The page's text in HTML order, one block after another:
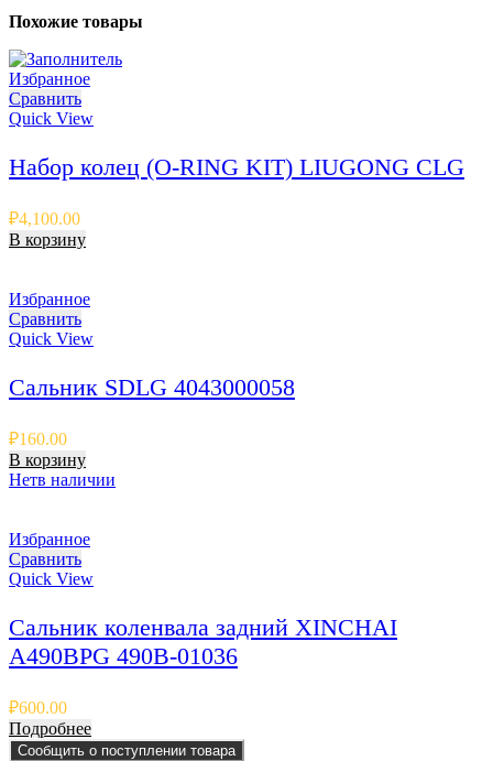
Похожие товары
Избранное
Сравнить
Quick View
Набор колец (O-RING KIT) LIUGONG CLG
₽4,100.00
В корзину
Избранное
Сравнить
Quick View
Сальник SDLG 4043000058
₽160.00
В корзину
Нетв наличии
Избранное
Сравнить
Quick View
Сальник коленвала задний XINCHAI
A490BPG 490B-01036
₽600.00
Подробнее
Сообщить о поступлении товара